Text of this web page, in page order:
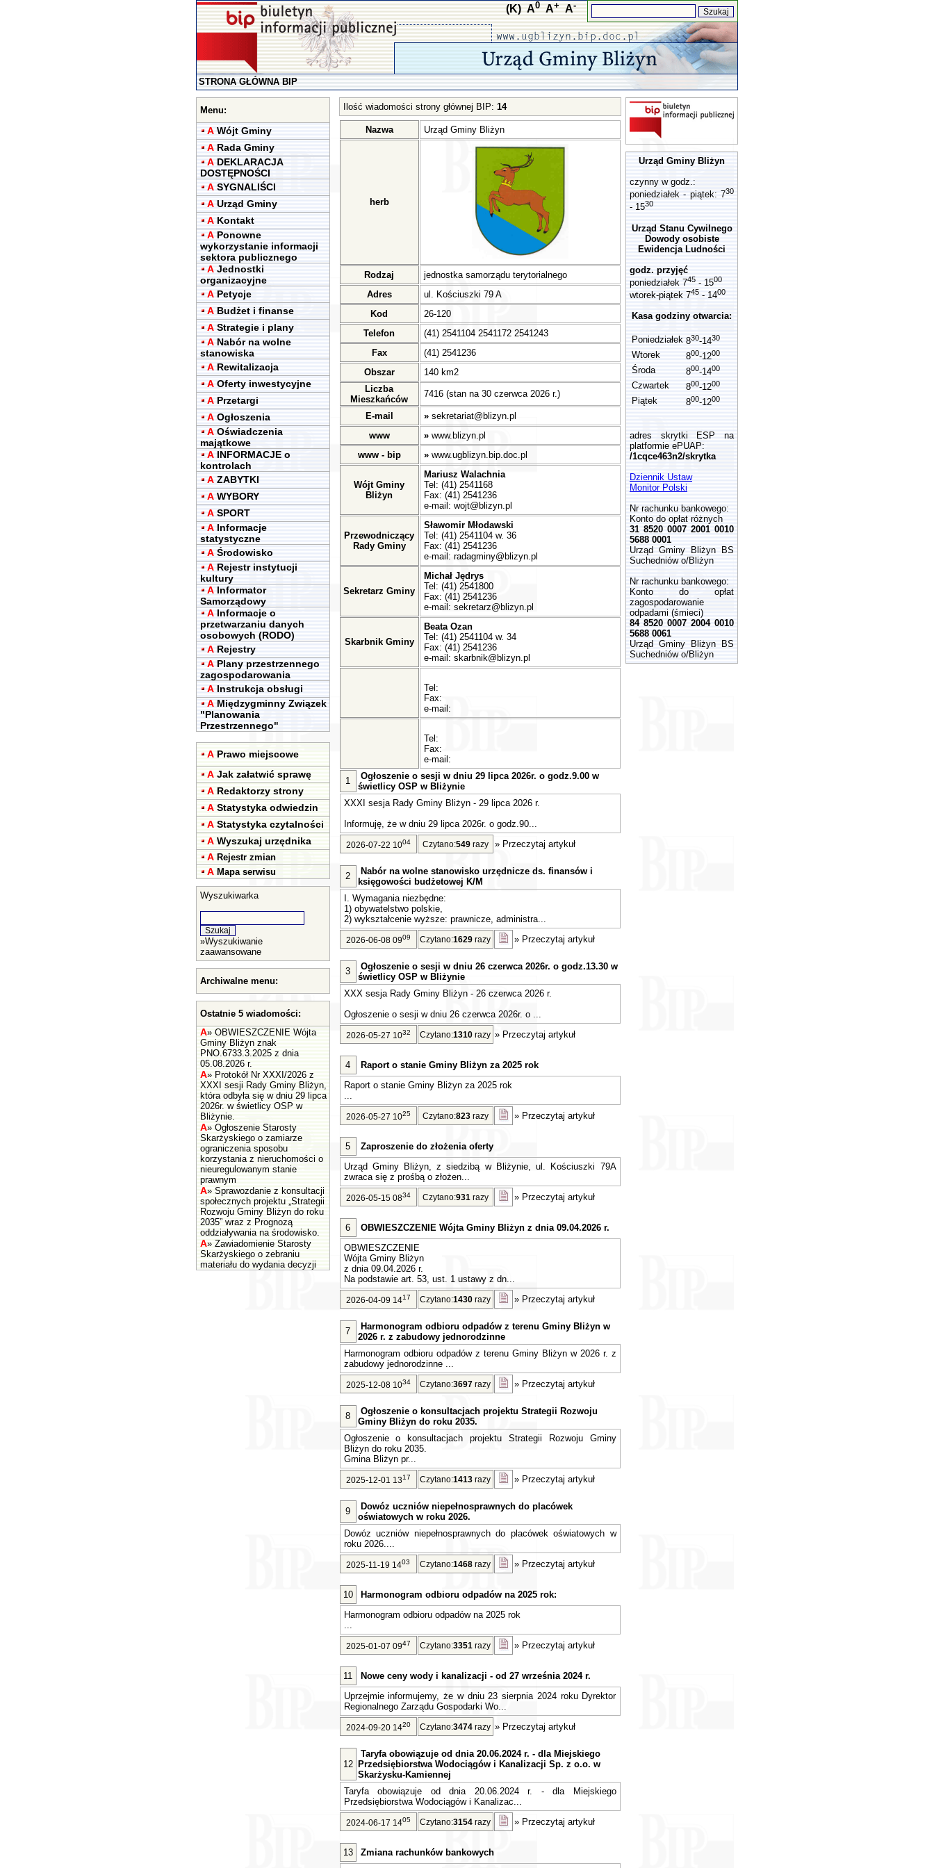
(K) A0 A+ A-
STRONA GŁÓWNA BIP
Menu:
A Wójt Gminy
A Rada Gminy
A DEKLARACJA
DOSTĘPNOŚCI
A SYGNALIŚCI
A Urząd Gminy
A Kontakt
A Ponowne
wykorzystanie informacji
sektora publicznego
A Jednostki
organizacyjne
A Petycje
A Budżet i finanse
A Strategie i plany
A Nabór na wolne
stanowiska
A Rewitalizacja
A Oferty inwestycyjne
A Przetargi
A Ogłoszenia
A Oświadczenia
majątkowe
A INFORMACJE o
kontrolach
A ZABYTKI
A WYBORY
A SPORT
A Informacje
statystyczne
A Środowisko
A Rejestr instytucji
kultury
A Informator
Samorządowy
A Informacje o
przetwarzaniu danych
osobowych (RODO)
A Rejestry
A Plany przestrzennego
zagospodarowania
A Instrukcja obsługi
A Międzygminny Związek
"Planowania
Przestrzennego"
A Prawo miejscowe
A Jak załatwić sprawę
A Redaktorzy strony
A Statystyka odwiedzin
A Statystyka czytalności
A Wyszukaj urzędnika
A Rejestr zmian
A Mapa serwisu
Wyszukiwarka
»Wyszukiwanie
zaawansowane
Archiwalne menu:
Ostatnie 5 wiadomości:
A» OBWIESZCZENIE Wójta
Gminy Bliżyn znak
PNO.6733.3.2025 z dnia
05.08.2026 r.
A» Protokół Nr XXXI/2026 z
XXXI sesji Rady Gminy Bliżyn,
która odbyła się w dniu 29 lipca
2026r. w świetlicy OSP w
Bliżynie.
A» Ogłoszenie Starosty
Skarżyskiego o zamiarze
ograniczenia sposobu
korzystania z nieruchomości o
nieuregulowanym stanie
prawnym
A» Sprawozdanie z konsultacji
społecznych projektu „Strategii
Rozwoju Gminy Bliżyn do roku
2035” wraz z Prognozą
oddziaływania na środowisko.
A» Zawiadomienie Starosty
Skarżyskiego o zebraniu
materiału do wydania decyzji
Ilość wiadomości strony głównej BIP: 14
Nazwa Urząd Gminy Bliżyn
herb
Rodzaj
jednostka samorządu terytorialnego
Adres
ul. Kościuszki 79 A
Kod
26-120
Telefon
(41) 2541104 2541172 2541243
Fax
(41) 2541236
Obszar
140 km2
Liczba
Mieszkańców
7416 (stan na 30 czerwca 2026 r.)
E-mail » sekretariat@blizyn.pl
www
» www.blizyn.pl
www - bip
» www.ugblizyn.bip.doc.pl
Wójt Gminy
Bliżyn
Mariusz Walachnia
Tel: (41) 2541168
Fax: (41) 2541236
e-mail: wojt@blizyn.pl
Przewodniczący
Rady Gminy
Sławomir Młodawski
Tel: (41) 2541104 w. 36
Fax: (41) 2541236
e-mail: radagminy@blizyn.pl
Sekretarz Gminy
Michał Jędrys
Tel: (41) 2541800
Fax: (41) 2541236
e-mail: sekretarz@blizyn.pl
Skarbnik Gminy
Beata Ozan
Tel: (41) 2541104 w. 34
Fax: (41) 2541236
e-mail: skarbnik@blizyn.pl
Tel:
Fax:
e-mail:
Tel:
Fax:
e-mail:
1
Ogłoszenie o sesji w dniu 29 lipca 2026r. o godz.9.00 w
świetlicy OSP w Bliżynie
XXXI sesja Rady Gminy Bliżyn - 29 lipca 2026 r.
Informuję, że w dniu 29 lipca 2026r. o godz.90...
2026-07-22 1004 Czytano:549razy » Przeczytaj artykuł
2
Nabór na wolne stanowisko urzędnicze ds. finansów i
księgowości budżetowej K/M
I. Wymagania niezbędne:
1) obywatelstwo polskie,
2) wykształcenie wyższe: prawnicze, administra...
2026-06-08 0909 Czytano:1629 razy » Przeczytaj artykuł
3
Ogłoszenie o sesji w dniu 26 czerwca 2026r. o godz.13.30 w
świetlicy OSP w Bliżynie
XXX sesja Rady Gminy Bliżyn - 26 czerwca 2026 r.
Ogłoszenie o sesji w dniu 26 czerwca 2026r. o ...
2026-05-27 1032 Czytano:1310 razy » Przeczytaj artykuł
4
Raport o stanie Gminy Bliżyn za 2025 rok
Raport o stanie Gminy Bliżyn za 2025 rok
...
2026-05-27 1025 Czytano:823razy » Przeczytaj artykuł
5
Zaproszenie do złożenia oferty
Urząd Gminy Bliżyn, z siedzibą w Bliżynie, ul. Kościuszki 79A
zwraca się z prośbą o złożen...
2026-05-15 0834 Czytano:931razy » Przeczytaj artykuł
6
OBWIESZCZENIE Wójta Gminy Bliżyn z dnia 09.04.2026 r.
OBWIESZCZENIE
Wójta Gminy Bliżyn
z dnia 09.04.2026 r.
Na podstawie art. 53, ust. 1 ustawy z dn...
2026-04-09 1417 Czytano:1430 razy » Przeczytaj artykuł
7
Harmonogram odbioru odpadów z terenu Gminy Bliżyn w
2026 r. z zabudowy jednorodzinne
Harmonogram odbioru odpadów z terenu Gminy Bliżyn w 2026 r. z
zabudowy jednorodzinne ...
2025-12-08 1034 Czytano:3697 razy » Przeczytaj artykuł
8
Ogłoszenie o konsultacjach projektu Strategii Rozwoju
Gminy Bliżyn do roku 2035.
Ogłoszenie o konsultacjach projektu Strategii Rozwoju Gminy
Bliżyn do roku 2035.
Gmina Bliżyn pr...
2025-12-01 1317 Czytano:1413 razy » Przeczytaj artykuł
9
Dowóz uczniów niepełnosprawnych do placówek
oświatowych w roku 2026.
Dowóz uczniów niepełnosprawnych do placówek oświatowych w
roku 2026....
2025-11-19 1403 Czytano:1468 razy » Przeczytaj artykuł
10
Harmonogram odbioru odpadów na 2025 rok:
Harmonogram odbioru odpadów na 2025 rok
...
2025-01-07 0947 Czytano:3351 razy » Przeczytaj artykuł
11
Nowe ceny wody i kanalizacji - od 27 września 2024 r.
Uprzejmie informujemy, że w dniu 23 sierpnia 2024 roku Dyrektor
Regionalnego Zarządu Gospodarki Wo...
2024-09-20 1420 Czytano:3474 razy » Przeczytaj artykuł
12
Taryfa obowiązuje od dnia 20.06.2024 r. - dla Miejskiego
Przedsiębiorstwa Wodociągów i Kanalizacji Sp. z o.o. w
Skarżysku-Kamiennej
Taryfa obowiązuje od dnia 20.06.2024 r. - dla Miejskiego
Przedsiębiorstwa Wodociągów i Kanalizac...
2024-06-17 1405 Czytano:3154 razy » Przeczytaj artykuł
13
Zmiana rachunków bankowych
Urząd Gminy Bliżyn
czynny w godz.:
poniedziałek - piątek: 730
- 1530
Urząd Stanu Cywilnego
Dowody osobiste
Ewidencja Ludności
godz. przyjęć
poniedziałek 745 - 1500
wtorek-piątek 745 - 1400
Kasa godziny otwarcia:
Poniedziałek 830-1430
Wtorek 800-1200
Środa 800-1400
Czwartek 800-1200
Piątek 800-1200
adres skrytki ESP na
platformie ePUAP:
/1cqce463n2/skrytka
Dziennik Ustaw
Monitor Polski
Nr rachunku bankowego:
Konto do opłat różnych
31 8520 0007 2001 0010
5688 0001
Urząd Gminy Bliżyn BS
Suchedniów o/Bliżyn
Nr rachunku bankowego:
Konto do opłat
zagospodarowanie
odpadami (śmieci)
84 8520 0007 2004 0010
5688 0061
Urząd Gminy Bliżyn BS
Suchedniów o/Bliżyn